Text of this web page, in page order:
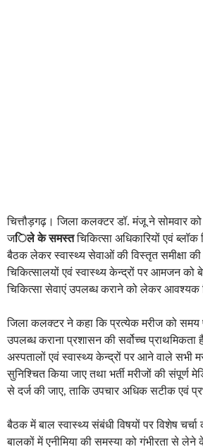
चित्तौड़गढ़। जिला कलक्टर डॉ. मंजू ने सोमवार को
जिले के समस्तचिकित्सा अधिकारियों एवं ब्लॉक
बैठक लेकर स्वास्थ्य सेवाओं की विस्तृत समीक्षा
चिकित्सालयों एवं स्वास्थ्य केन्द्रों पर आमजन को
चिकित्सा सेवाएं उपलब्ध कराने को लेकर आवश्यक
जिला कलक्टर ने कहा कि प्रत्येक मरीज को समय
उपलब्ध कराना प्रशासन की सर्वोच्च प्राथमिकता
अस्पतालों एवं स्वास्थ्य केन्द्रों पर आने वाले सभी
सुनिश्चित किया जाए तथा भर्ती मरीजों की संपूर्ण
से दर्ज की जाए, ताकि उपचार अधिक सटीक एवं
बैठक में बाल स्वास्थ्य संबंधी विषयों पर विशेष
बालकों में एनीमिया की समस्या को गंभीरता से लेने